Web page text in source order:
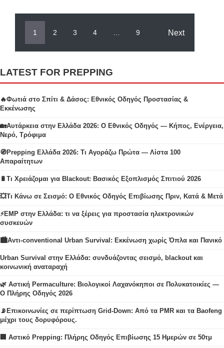
1 2 3 4 9 Next
LATEST FOR PREPPING
🔥Φωτιά στο Σπίτι & Δάσος: Εθνικός Οδηγός Προστασίας &
Εκκένωσης
🏡Αυτάρκεια στην Ελλάδα 2026: Ο Εθνικός Οδηγός — Κήπος, Ενέργεια,
Νερό, Τρόφιμα
🧭Prepping Ελλάδα 2026: Τι Αγοράζω Πρώτα — Λίστα 100
Απαραίτητων
🔋Τι Χρειάζομαι για Blackout: Βασικός Εξοπλισμός Σπιτιού 2026
💥Τι Κάνω σε Σεισμό: Ο Εθνικός Οδηγός Επιβίωσης Πριν, Κατά & Μετά
⚡EMP στην Ελλάδα: τι να ξέρεις για προστασία ηλεκτρονικών
συσκευών
🏙️Αντι-conventional Urban Survival: Εκκένωση χωρίς Όπλα και Πανικό
Urban Survival στην Ελλάδα: συνδυάζοντας σεισμό, blackout και
κοινωνική αναταραχή
🌿 Αστική Permaculture: Βιολογικοί Λαχανόκηποι σε Πολυκατοικίες —
Ο Πλήρης Οδηγός 2026
📡Επικοινωνίες σε περίπτωση Grid-Down: Από τα PMR και τα Baofeng
μέχρι τους δορυφόρους.
🏢 Αστικό Prepping: Πλήρης Οδηγός Επιβίωσης 15 Ημερών σε 50τμ